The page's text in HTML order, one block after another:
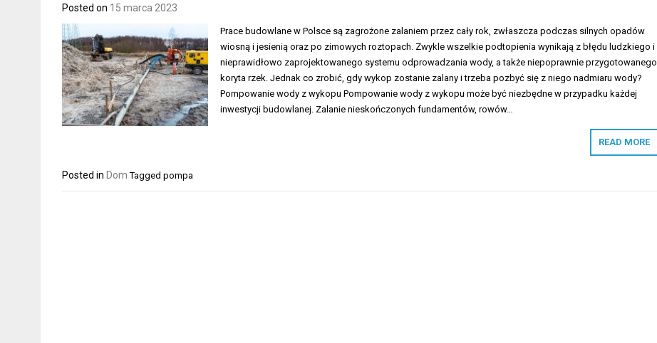
Posted on 15 marca 2023
Prace budowlane w Polsce są zagrożone zalaniem przez cały rok, zwłaszcza podczas silnych opadów
wiosną i jesienią oraz po zimowych roztopach. Zwykle wszelkie podtopienia wynikają z błędu ludzkiego i
nieprawidłowo zaprojektowanego systemu odprowadzania wody, a także niepoprawnie przygotowanego
koryta rzek. Jednak co zrobić, gdy wykop zostanie zalany i trzeba pozbyć się z niego nadmiaru wody?
Pompowanie wody z wykopu Pompowanie wody z wykopu może być niezbędne w przypadku każdej
inwestycji budowlanej. Zalanie nieskończonych fundamentów, rowów…
READ MORE
Posted in Dom Tagged pompa